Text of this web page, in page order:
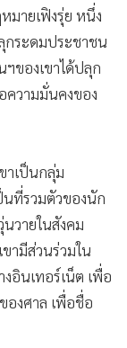
มายเฟิงรุ่ย หนึ่ง
ระดมประชาชน
ของเขาได้ปลุก
วามมั่นคงของ
าเป็นกลุ่ม
ที่รวมตัวของนัก
วายในสังคม
ามีส่วนร่วมใน
อินเทอร์เน็ต เพื่อ
งศาล เพื่อชื่อ